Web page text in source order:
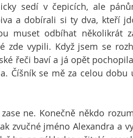
sedí v čepicích, ale
a dobírali si ty dva, kteří
muset odbíhat několikrát
zde vypili. Když jsem se
řeči baví a já opět
Číšník se mě za celou dobu
ne. Konečně někdo
zvučné jméno Alexandra a